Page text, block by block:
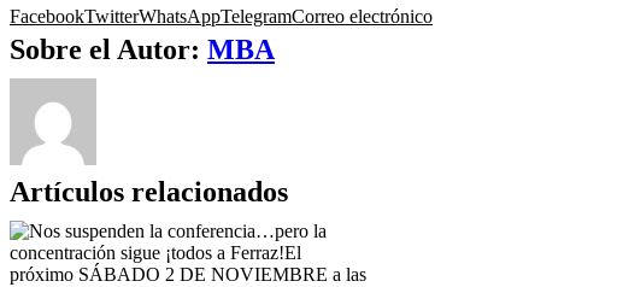
FacebookTwitterWhatsAppTelegramCorreo electrónico
Sobre el Autor: MBA
Artículos relacionados